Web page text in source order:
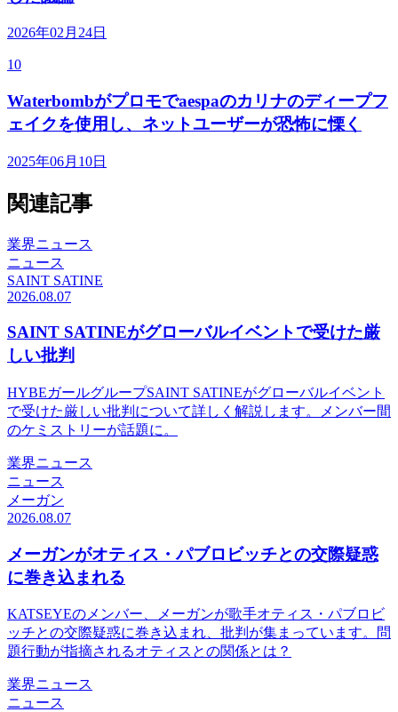
2026年02月24日
10
Waterbombがプロモでaespaのカリナのディープフ
ェイクを使用し、ネットユーザーが恐怖に慄く
2025年06月10日
関連記事
業界ニュース
ニュース
SAINT SATINE
2026.08.07
SAINT SATINEがグローバルイベントで受けた厳
しい批判
HYBEガールグループSAINT SATINEがグローバルイベント
で受けた厳しい批判について詳しく解説します。メンバー間
のケミストリーが話題に。
業界ニュース
ニュース
メーガン
2026.08.07
メーガンがオティス・パブロビッチとの交際疑惑
に巻き込まれる
KATSEYEのメンバー、メーガンが歌手オティス・パブロビ
ッチとの交際疑惑に巻き込まれ、批判が集まっています。問
題行動が指摘されるオティスとの関係とは？
業界ニュース
ニュース